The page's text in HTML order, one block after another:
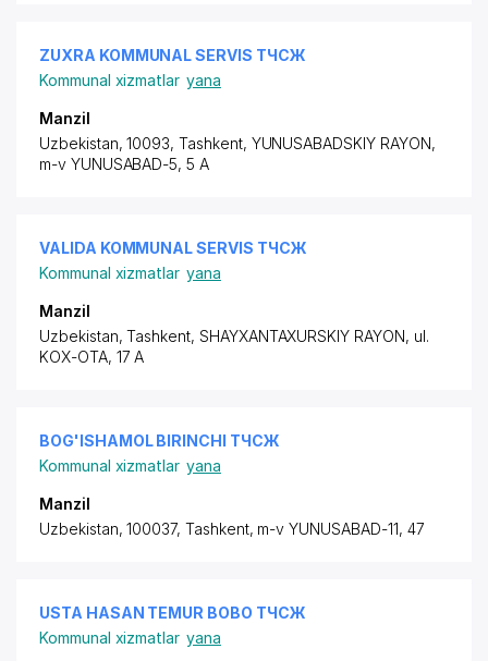
ZUXRA KOMMUNAL SERVIS ТЧСЖ
Kommunal xizmatlar yana
Manzil
Uzbekistan, 10093, Tashkent, YUNUSABADSKIY RAYON,
m-v YUNUSABAD-5, 5 A
VALIDA KOMMUNAL SERVIS ТЧСЖ
Kommunal xizmatlar yana
Manzil
Uzbekistan, Tashkent, SHAYXANTAXURSKIY RAYON, ul.
KOX-OTA, 17 A
BOG'ISHAMOL BIRINCHI ТЧСЖ
Kommunal xizmatlar yana
Manzil
Uzbekistan, 100037, Tashkent, m-v YUNUSABAD-11, 47
USTA HASAN TEMUR BOBO ТЧСЖ
Kommunal xizmatlar yana